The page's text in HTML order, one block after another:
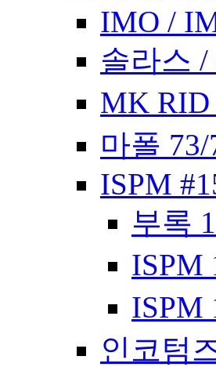
IMO /
솔라스
MK
마폴
ISPM
부록
ISPM
ISPM
인코텀